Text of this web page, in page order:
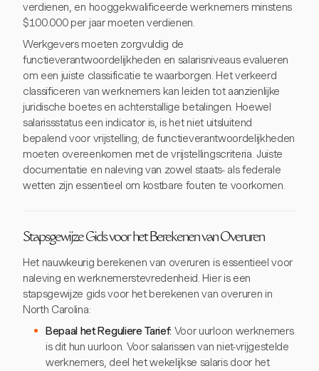
verdienen, en hooggekwalificeerde werknemers minstens
$100.000 per jaar moeten verdienen.
Werkgevers moeten zorgvuldig de
functieverantwoordelijkheden en salarisniveaus evalueren
om een juiste classificatie te waarborgen. Het verkeerd
classificeren van werknemers kan leiden tot aanzienlijke
juridische boetes en achterstallige betalingen. Hoewel
salarissstatus een indicator is, is het niet uitsluitend
bepalend voor vrijstelling; de functieverantwoordelijkheden
moeten overeenkomen met de vrijstellingscriteria. Juiste
documentatie en naleving van zowel staats- als federale
wetten zijn essentieel om kostbare fouten te voorkomen.
Stapsgewijze Gids voor het Berekenen van Overuren
Het nauwkeurig berekenen van overuren is essentieel voor
naleving en werknemerstevredenheid. Hier is een
stapsgewijze gids voor het berekenen van overuren in
North Carolina:
Bepaal het Reguliere Tarief: Voor uurloon werknemers
is dit hun uurloon. Voor salarissen van niet-vrijgestelde
werknemers, deel het wekelijkse salaris door het